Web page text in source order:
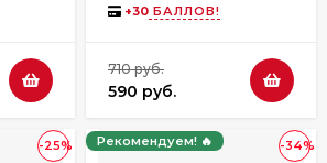
+30 БАЛЛОВ!
710 руб.
590 руб.
-25% -34%
Рекомендуем! 🔥